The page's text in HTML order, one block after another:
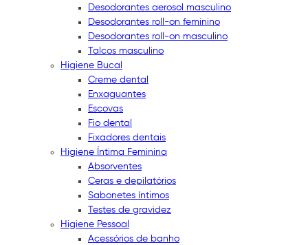
Desodorantes aerosol masculino
Desodorantes roll-on feminino
Desodorantes roll-on masculino
Talcos masculino
Higiene Bucal
Creme dental
Enxaguantes
Escovas
Fio dental
Fixadores dentais
Higiene Íntima Feminina
Absorventes
Ceras e depilatórios
Sabonetes íntimos
Testes de gravidez
Higiene Pessoal
Acessórios de banho